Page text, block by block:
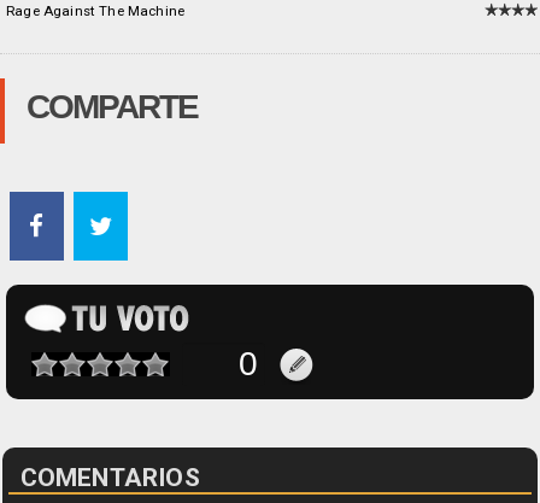
Rage Against The Machine
COMPARTE
COMENTARIOS